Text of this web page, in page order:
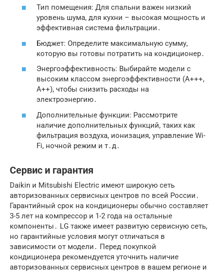
Тип помещения: Для спальни важен низкий
уровень шума, для кухни – высокая мощность и
эффективная система фильтрации․
Бюджет: Определите максимальную сумму,
которую вы готовы потратить на кондиционер․
Энергоэффективность: Выбирайте модели с
высоким классом энергоэффективности (A+++,
A++), чтобы снизить расходы на
электроэнергию․
Дополнительные функции: Рассмотрите
наличие дополнительных функций, таких как
фильтрация воздуха, ионизация, управление Wi-
Fi, ночной режим и т․д․
Сервис и гарантия
Daikin и Mitsubishi Electric имеют широкую сеть
авторизованных сервисных центров по всей России․
Гарантийный срок на кондиционеры обычно составляет
3-5 лет на компрессор и 1-2 года на остальные
компоненты․ LG также имеет развитую сервисную сеть,
но гарантийные условия могут отличаться в
зависимости от модели․ Перед покупкой
кондиционера рекомендуется уточнить наличие
авторизованных сервисных центров в вашем регионе и